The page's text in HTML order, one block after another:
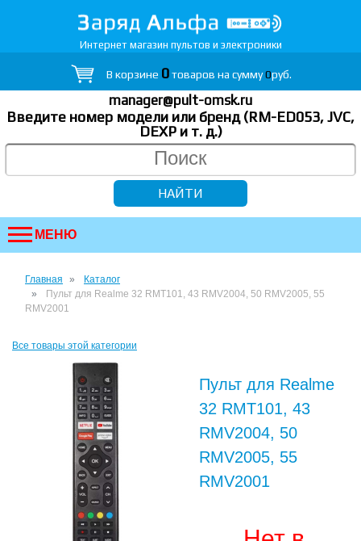
Интернет магазин пультов и электроники
В корзине 0товаров на сумму0руб.
manager@pult-omsk.ru
Введите номер модели или бренд (RM-ED053, JVC,
DEXP и т. д.)
МЕНЮ
Главная
Каталог
Пульт для Realme 32 RMT101, 43 RMV2004, 50 RMV2005, 55
RMV2001
Все товары этой категории
Пульт для Realme
32 RMT101, 43
RMV2004, 50
RMV2005, 55
RMV2001